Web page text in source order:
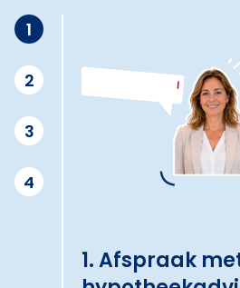
1
2
3
4
1. Afspraak